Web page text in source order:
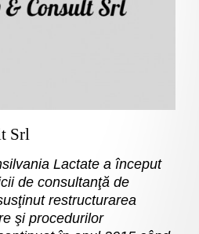
Srl
Lactate a început
de consultanţă de
restructurarea
şi procedurilor